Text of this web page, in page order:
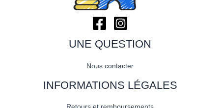
UNE QUESTION
Nous contacter
INFORMATIONS LÉGALES